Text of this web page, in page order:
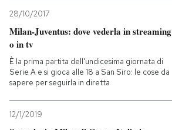
28/10/2017
Milan-Juventus: dove vederla in streaming
o in tv
È la prima partita dell'undicesima giornata di
Serie A e si gioca alle 18 a San Siro: le cose da
sapere per seguirla in diretta
12/1/2019